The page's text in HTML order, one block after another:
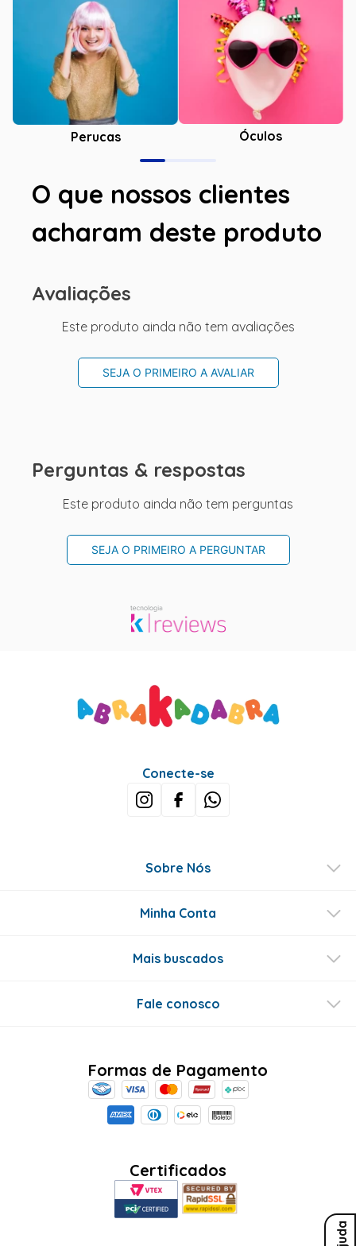
Perucas Óculos
O que nossos clientes
acharam deste produto
Avaliações
Este produto ainda não tem avaliações
SEJA O PRIMEIRO A AVALIAR
Perguntas & respostas
Este produto ainda não tem perguntas
SEJA O PRIMEIRO A PERGUNTAR
Ajuda
Conecte-se
Sobre Nós
Minha Conta
Mais buscados
Fale conosco
Formas de Pagamento
Certificados